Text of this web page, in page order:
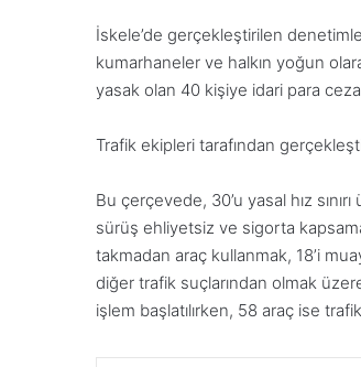
İskele’de gerçekleştirilen
kumarhaneler ve halkın yoğun
yasak olan 40 kişiye idari para
Trafik ekipleri tarafından
Bu çerçevede, 30’u yasal hız
sürüş ehliyetsiz ve sigorta
takmadan araç kullanmak, 18’i
diğer trafik suçlarından olmak
işlem başlatılırken, 58 araç ise